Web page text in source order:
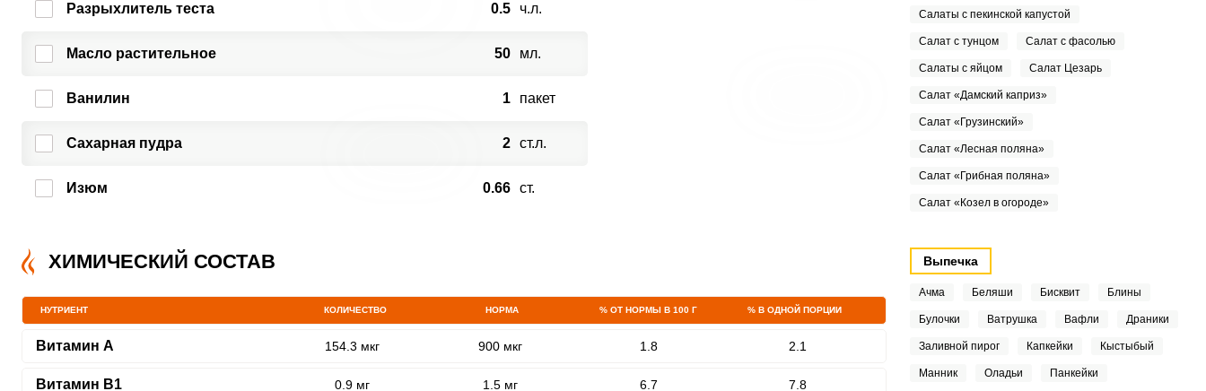
Разрыхлитель теста 0.5 ч.л.
Масло растительное 50 мл.
Ванилин 1 пакет
Сахарная пудра 2 ст.л.
Изюм 0.66 ст.
ХИМИЧЕСКИЙ СОСТАВ
НУТРИЕНТ КОЛИЧЕСТВО НОРМА % ОТ НОРМЫ В 100 Г % В ОДНОЙ ПОРЦИИ
Витамин A 154.3 мкг 900 мкг 1.8 2.1
Витамин В1 0.9 мг 1.5 мг 6.7 7.8
Салаты с пекинской капустой
Салат с тунцом Салат с фасолью
Салаты с яйцом Салат Цезарь
Салат «Дамский каприз»
Салат «Грузинский»
Салат «Лесная поляна»
Салат «Грибная поляна»
Салат «Козел в огороде»
Выпечка
Ачма Беляши Бисквит Блины
Булочки Ватрушка Вафли Драники
Заливной пирог Капкейки Кыстыбый
Манник Оладьи Панкейки